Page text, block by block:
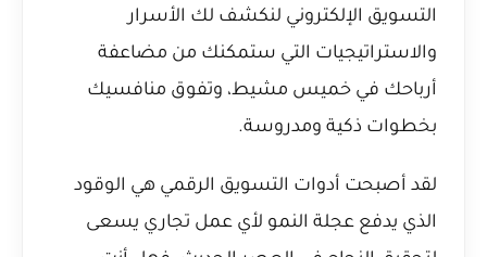
التسويق الإلكتروني لنكشف لك الأسرار
والاستراتيجيات التي ستمكنك من مضاعفة
أرباحك في خميس مشيط، وتفوق منافسيك
بخطوات ذكية ومدروسة.
لقد أصبحت أدوات التسويق الرقمي هي الوقود
الذي يدفع عجلة النمو لأي عمل تجاري يسعى